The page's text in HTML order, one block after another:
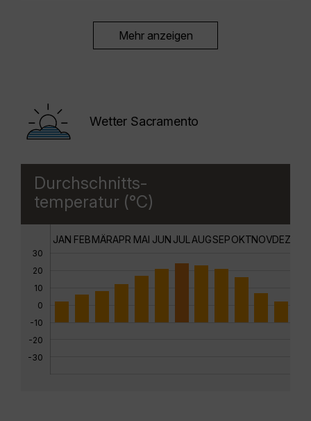
Mehr anzeigen
Wetter Sacramento
Durchschnitts-
temperatur (°C)
30
20
10
0
-10
-20
-30
JAN FEBMÄRAPR MAI JUN JUL AUGSEPOKTNOVDEZ